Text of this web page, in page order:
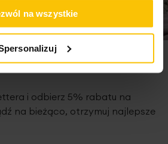
na wszystkie
i odbierz 5% rabatu na
na bieżąco, otrzymuj najlepsze